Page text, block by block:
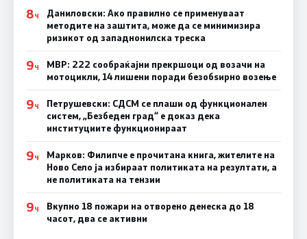
8Ч
Даниловски: Ако правилно се применуваат
методите на заштита, може да се минимизира
ризикот од западнонилска треска
9Ч
МВР: 222 сообраќајни прекршоци од возачи на
мотоцикли, 14 лишени поради безобѕирно возење
9Ч
Петрушевски: СДСМ се плаши од функционален
систем, „Безбеден град“ е доказ дека
институциите функционираат
9Ч
Марков: Филипче е прочитана книга, жителите на
Ново Село ја избираат политиката на резултати, а
не политиката на тензии
9Ч
Вкупно 18 пожари на отворено денеска до 18
часот, два се активни